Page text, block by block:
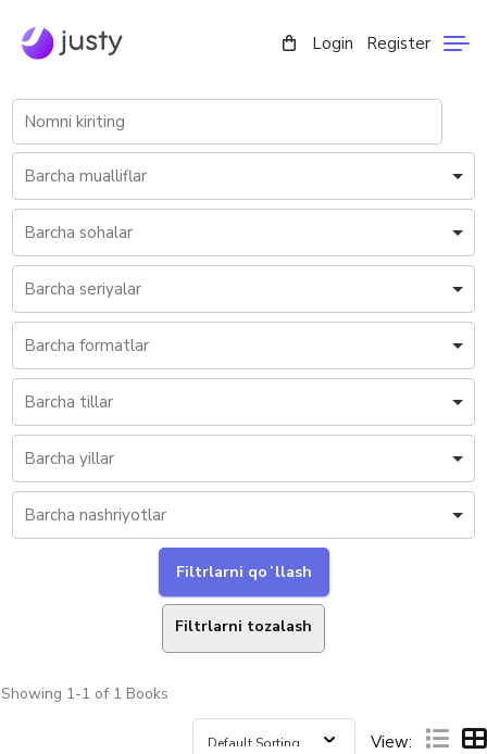
Login Register
Filtrlarni tozalash
Showing 1-1 of 1 Books
View: